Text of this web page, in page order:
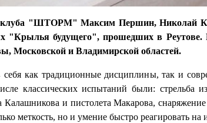
клуба "ШТОРМ" Максим Першин, Николай
"Крылья будущего", прошедших в
Московской и Владимирской областей.
как традиционные дисциплины, так и
классических испытаний были: стрельба
Калашникова и пистолета Макарова,
меткость, но и умение быстро реагировать